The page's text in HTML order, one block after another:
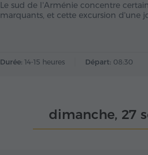
Le sud de l'Arménie concentre
marquants, et cette excursion d'une
Durée: 14-15 heures Départ: 08:30
dimanche, 27